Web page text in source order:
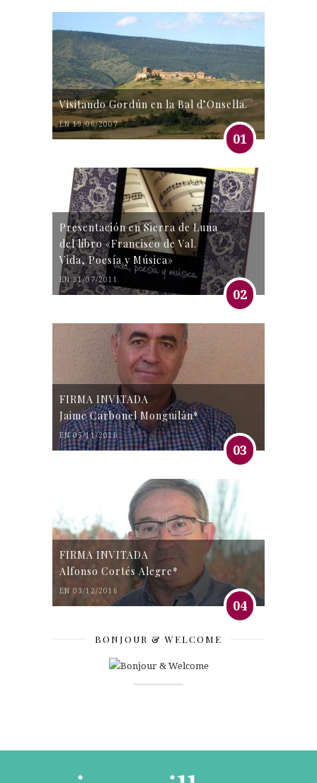
Visitando Gordún en la Bal d’Onsella.
EN 19/06/2007
01
Presentación en Sierra de Luna
del libro «Francisco de Val.
Vida, Poesía y Música»
EN 31/07/2011
02
FIRMA INVITADA
Jaime Carbonel Monguilán*
EN 05/11/2016
03
FIRMA INVITADA
Alfonso Cortés Alegre*
EN 03/12/2016
04
BONJOUR & WELCOME